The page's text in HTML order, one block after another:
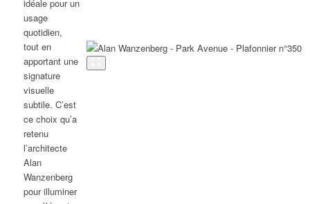
idéale pour un
usage
quotidien,
tout en
apportant une
signature
visuelle
subtile. C’est
ce choix qu’a
retenu
l’architecte
Alan
Wanzenberg
pour illuminer